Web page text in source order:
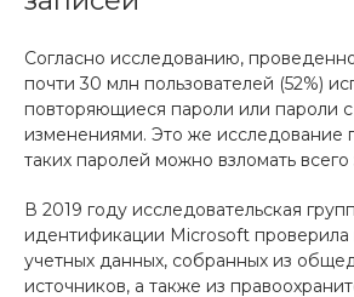
Согласно исследованию,
почти 30 млн пользователей (52%)
повторяющиеся пароли или пароли
изменениями. Это же исследование
таких паролей можно взломать всего
В 2019 году исследовательская
идентификации Microsoft
учетных данных, собранных из
источников, а также из